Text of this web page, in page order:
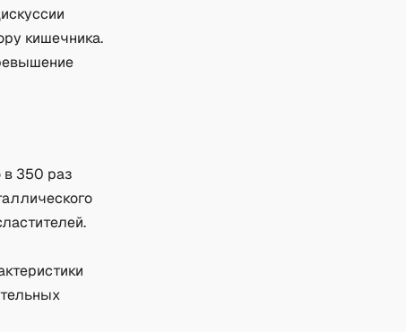
кишечника.
в 350 раз